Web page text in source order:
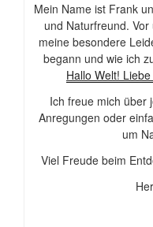
Mein Name ist Frank
und Naturfreund.
meine besondere
begann und wie ich
Hallo Welt!
Ich freue mich über
Anregungen oder
um
Viel Freude beim